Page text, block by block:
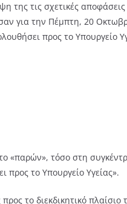
της τις σχετικές
για την Πέμπτη, 20
προς το Υπουργείο
«παρών», τόσο στη
το Υπουργείο Υγείας».
το διεκδικητικό πλαίσιο